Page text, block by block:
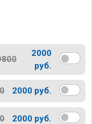
2000
руб.
2000 руб.
2000 руб.